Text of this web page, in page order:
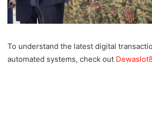
To understand the latest digital
automated systems, check out